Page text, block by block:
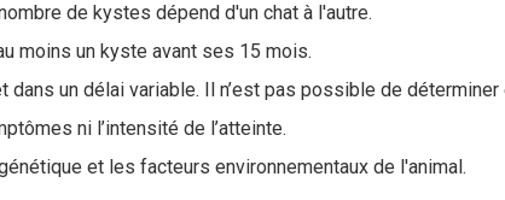
de kystes dépend d'un chat à l'autre.
moins un kyste avant ses 15 mois.
un délai variable. Il n’est pas possible de déterminer
ni l’intensité de l’atteinte.
et les facteurs environnementaux de l'animal.